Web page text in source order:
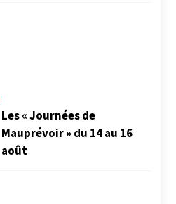
Les « Journées de
Mauprévoir » du 14 au 16
août